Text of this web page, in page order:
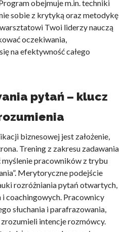
obejmuje m.in. techniki
sobie z krytyką oraz metodykę
Twoi liderzy nauczą
oczekiwania,
na efektywność całego
pytań – klucz
biznesowej jest założenie,
Trening z zakresu zadawania
pracowników z trybu
Merytoryczne podejście
rozróżniania pytań otwartych,
coachingowych. Pracownicy
słuchania i parafrazowania,
intencje rozmówcy.